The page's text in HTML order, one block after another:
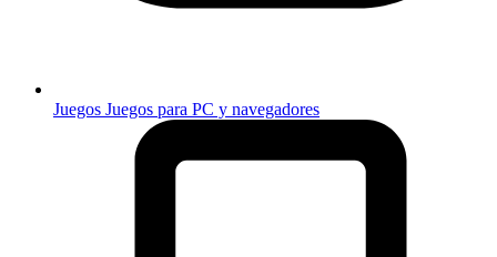
Juegos Juegos para PC y navegadores